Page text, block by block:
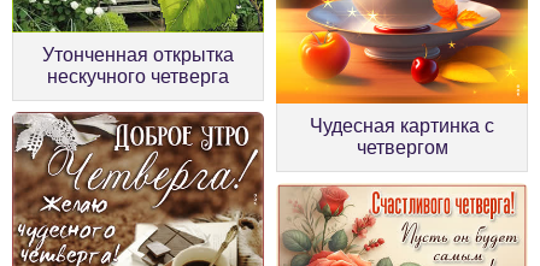
Утонченная открытка
нескучного четверга
Чудесная картинка с
четвергом